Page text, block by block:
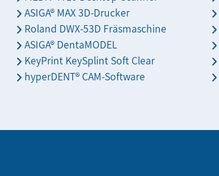
ASIGA® MAX 3D-Drucker
Roland DWX-53D Fräsmaschine
ASIGA® DentaMODEL
KeyPrint KeySplint Soft Clear
hyperDENT® CAM-Software